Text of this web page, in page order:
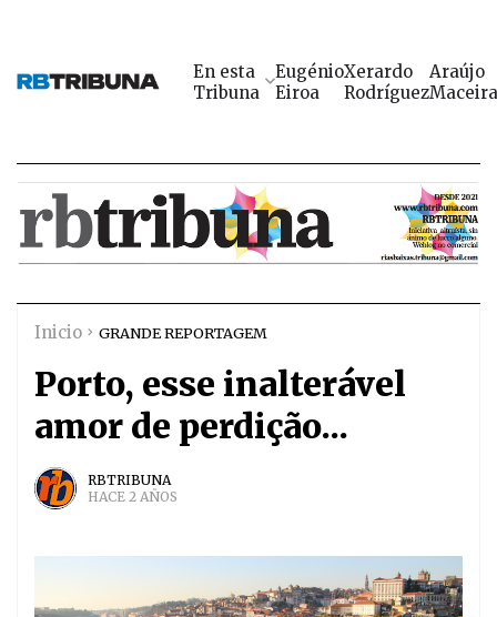
En esta
Tribuna
Eugénio
Eiroa
Xerardo
Rodríguez
Araújo
Maceira
Inicio GRANDE REPORTAGEM
Porto, esse inalterável
amor de perdição...
RBTRIBUNA
HACE 2 AÑOS